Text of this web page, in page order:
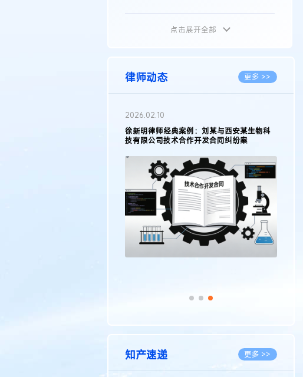
植物新品种
地理标志 更多 >>
集成电路布图设计
传统文化 更多 >>
点击展开全部
律师动态 更多 >>
2026.02.10
徐新明律师经典案例：刘某与西安某生物科
技有限公司技术合作开发合同纠纷案
知产速递 更多 >>